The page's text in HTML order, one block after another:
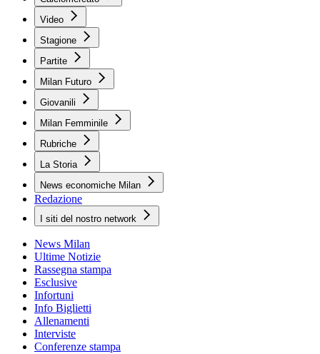
Video
Stagione
Partite
Milan Futuro
Giovanili
Milan Femminile
Rubriche
La Storia
News economiche Milan
Redazione
I siti del nostro network
News Milan
Ultime Notizie
Rassegna stampa
Esclusive
Infortuni
Info Biglietti
Allenamenti
Interviste
Conferenze stampa